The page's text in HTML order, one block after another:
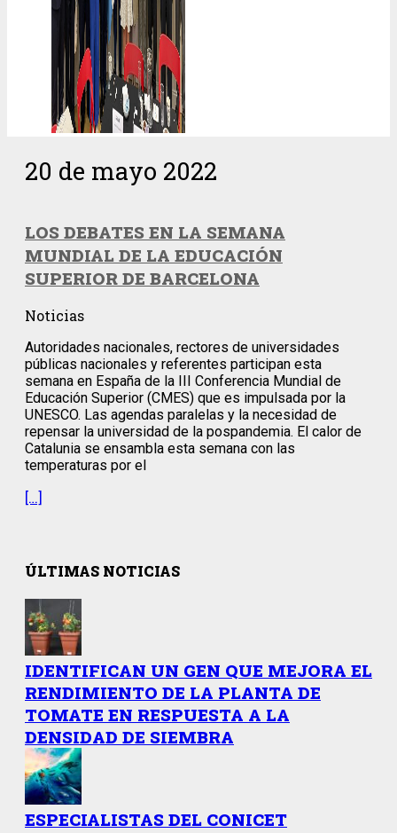
20 de mayo 2022
LOS DEBATES EN LA SEMANA
MUNDIAL DE LA EDUCACIÓN
SUPERIOR DE BARCELONA
Noticias
Autoridades nacionales, rectores de universidades
públicas nacionales y referentes participan esta
semana en España de la III Conferencia Mundial de
Educación Superior (CMES) que es impulsada por la
UNESCO. Las agendas paralelas y la necesidad de
repensar la universidad de la pospandemia. El calor de
Catalunia se ensambla esta semana con las
temperaturas por el
[…]
ÚLTIMAS NOTICIAS
IDENTIFICAN UN GEN QUE MEJORA EL
RENDIMIENTO DE LA PLANTA DE
TOMATE EN RESPUESTA A LA
DENSIDAD DE SIEMBRA
ESPECIALISTAS DEL CONICET